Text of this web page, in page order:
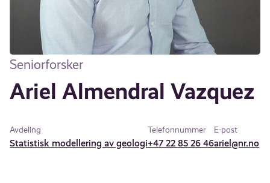
Seniorforsker
Ariel Almendral Vazquez
Avdeling
Statistisk modellering av geologi
Telefonnummer
+47 22 85 26 46
E-post
ariel@nr.no